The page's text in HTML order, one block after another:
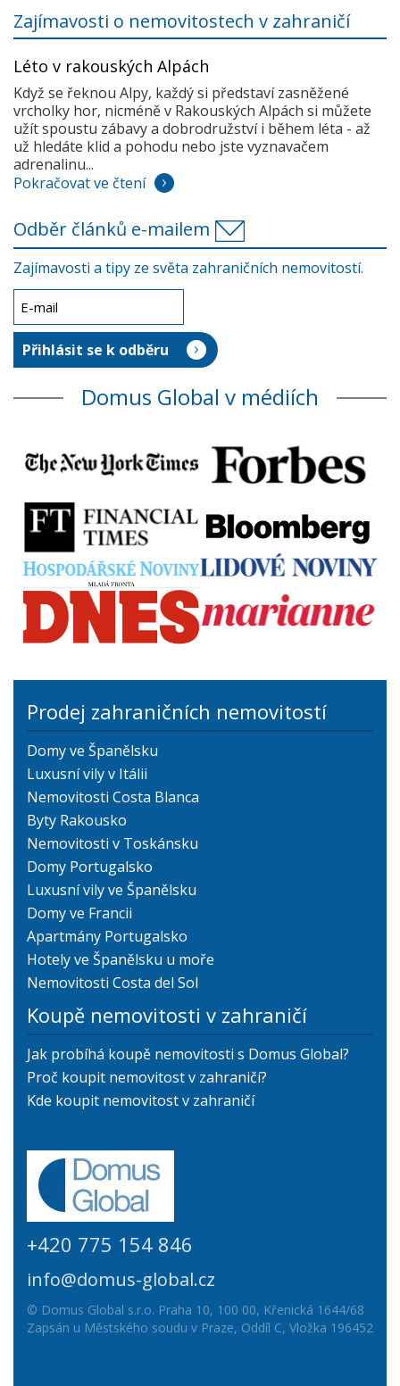
Zajímavosti o nemovitostech v zahraničí
Léto v rakouských Alpách
Když se řeknou Alpy, každý si představí zasněžené
vrcholky hor, nicméně v Rakouských Alpách si můžete
užít spoustu zábavy a dobrodružství i během léta - až
už hledáte klid a pohodu nebo jste vyznavačem
adrenalinu...
Pokračovat ve čtení
Odběr článků e-mailem
Zajímavosti a tipy ze světa zahraničních nemovitostí.
Domus Global v médiích
Prodej zahraničních nemovitostí
Domy ve Španělsku
Luxusní vily v Itálii
Nemovitosti Costa Blanca
Byty Rakousko
Nemovitosti v Toskánsku
Domy Portugalsko
Luxusní vily ve Španělsku
Domy ve Francii
Apartmány Portugalsko
Hotely ve Španělsku u moře
Nemovitosti Costa del Sol
Koupě nemovitosti v zahraničí
Jak probíhá koupě nemovitosti s Domus Global?
Proč koupit nemovitost v zahraničí?
Kde koupit nemovitost v zahraničí
+420 775 154 846
info@domus-global.cz
© Domus Global s.r.o. Praha 10, 100 00, Křenická 1644/68
Zapsán u Městského soudu v Praze, Oddíl C, Vložka 196452